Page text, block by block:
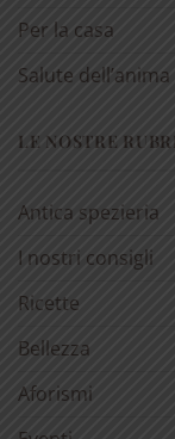
Per la casa
Salute dell’anima
LE NOSTRE
Antica spezieria
I nostri consigli
Ricette
Bellezza
Aforismi